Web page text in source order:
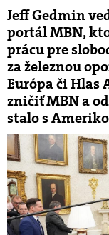
Jeff Gedmin
portál MBN,
prácu pre
za železnou
Európa či Hlas
zničiť MBN a
stalo s